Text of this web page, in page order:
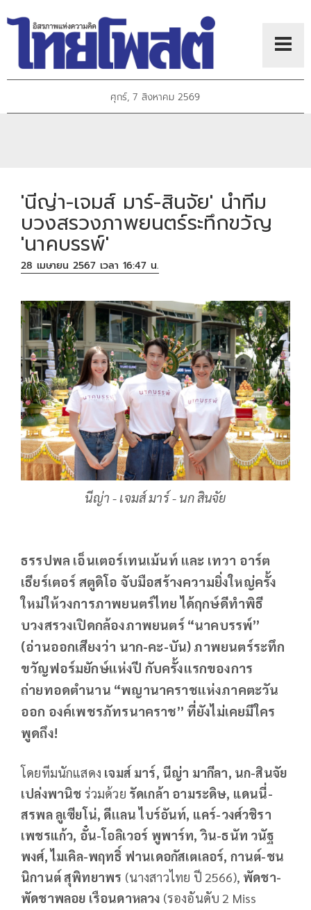
ศุกร์, 7 สิงหาคม 2569
'นีญ่า-เจมส์ มาร์-สินจัย' นำทีม
บวงสรวงภาพยนตร์ระทึกขวัญ
'นาคบรรพ์'
28 เมษายน 2567 เวลา 16:47 น.
นีญ่า - เจมส์ มาร์ - นก สินจัย
ธรรปพล เอ็นเตอร์เทนเม้นท์ และ เทวา อาร์ต
เธียร์เตอร์ สตูดิโอ จับมือสร้างความยิ่งใหญ่ครั้ง
ใหม่ให้วงการภาพยนตร์ไทย ได้ฤกษ์ดีทำพิธี
บวงสรวงเปิดกล้องภาพยนตร์ “นาคบรรพ์”
(อ่านออกเสียงว่า นาก-คะ-บัน) ภาพยนตร์ระทึก
ขวัญฟอร์มยักษ์แห่งปี กับครั้งแรกของการ
ถ่ายทอดตำนาน “พญานาคราชแห่งภาคตะวัน
ออก องค์เพชรภัทรนาคราช” ที่ยังไม่เคยมีใคร
พูดถึง!
โดยทีมนักแสดง เจมส์ มาร์, นีญ่า มากีลา, นก-สินจัย
เปล่งพานิช ร่วมด้วย รัดเกล้า อามระดิษ, แดนนี่-
สรพล ลูเซียโน่, ดีเเลน ไบร์อันท์, แคร์-วงศ์วชิรา
เพชรแก้ว, อั๋น-โอลิเวอร์ พูพาร์ท, วิน-ธนัท วนัฐ
พงศ์, ไมเคิล-พฤทธิ์ ฟานเดอกัสเตเลอร์, กานต์-ชน
นิกานต์ สุพิทยาพร (นางสาวไทย ปี 2566), พัดชา-
พัดชาพลอย เรือนดาหลวง (รองอันดับ 2 Miss